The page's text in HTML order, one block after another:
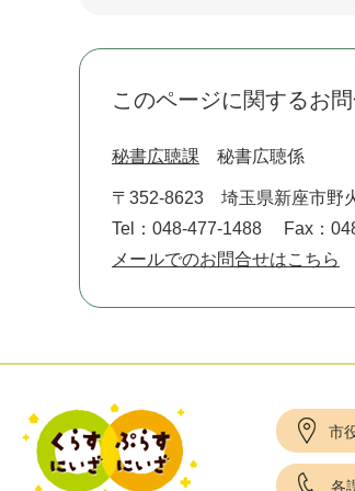
このページに関するお
秘書広聴課 秘書広聴係
〒352-8623
埼玉県新座市野
Tel：048-477-1488
Fax：
メールでのお問合せはこちら
市
各